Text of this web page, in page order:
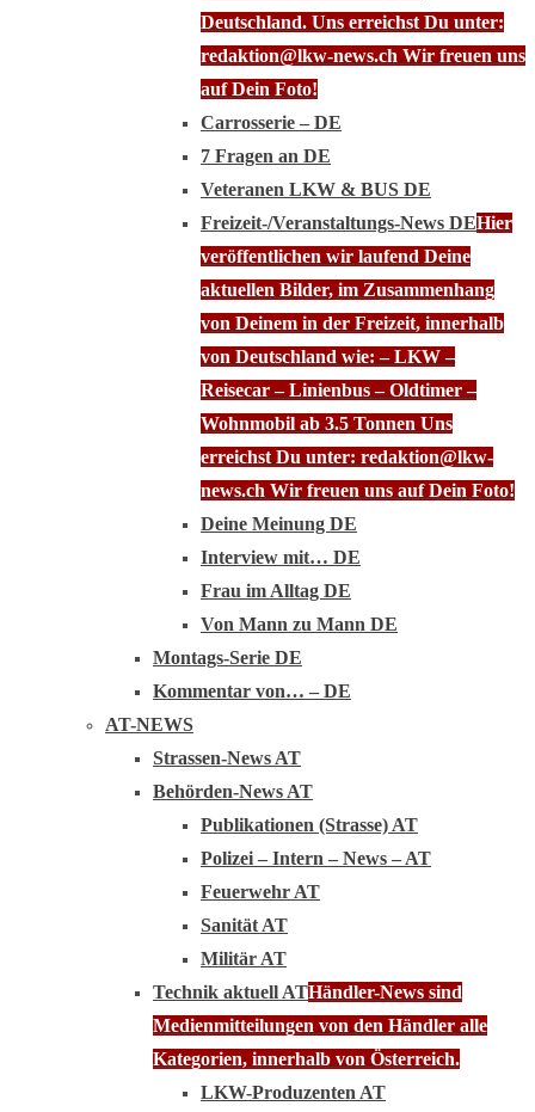
Deutschland. Uns erreichst Du unter:
redaktion@lkw-news.ch Wir freuen uns
auf Dein Foto!
Carrosserie – DE
7 Fragen an DE
Veteranen LKW & BUS DE
Freizeit-/Veranstaltungs-News DEHier
veröffentlichen wir laufend Deine
aktuellen Bilder, im Zusammenhang
von Deinem in der Freizeit, innerhalb
von Deutschland wie: – LKW –
Reisecar – Linienbus – Oldtimer –
Wohnmobil ab 3.5 Tonnen Uns
erreichst Du unter: redaktion@lkw-
news.ch Wir freuen uns auf Dein Foto!
Deine Meinung DE
Interview mit… DE
Frau im Alltag DE
Von Mann zu Mann DE
Montags-Serie DE
Kommentar von… – DE
AT-NEWS
Strassen-News AT
Behörden-News AT
Publikationen (Strasse) AT
Polizei – Intern – News – AT
Feuerwehr AT
Sanität AT
Militär AT
Technik aktuell ATHändler-News sind
Medienmitteilungen von den Händler alle
Kategorien, innerhalb von Österreich.
LKW-Produzenten AT